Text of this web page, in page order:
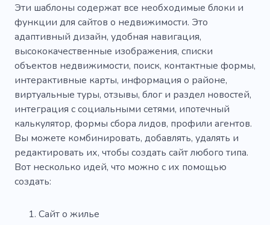
Эти шаблоны содержат все необходимые блоки и
функции для сайтов о недвижимости. Это
адаптивный дизайн, удобная навигация,
высококачественные изображения, списки
объектов недвижимости, поиск, контактные формы,
интерактивные карты, информация о районе,
виртуальные туры, отзывы, блог и раздел новостей,
интеграция с социальными сетями, ипотечный
калькулятор, формы сбора лидов, профили агентов.
Вы можете комбинировать, добавлять, удалять и
редактировать их, чтобы создать сайт любого типа.
Вот несколько идей, что можно с их помощью
создать:
Сайт о жилье